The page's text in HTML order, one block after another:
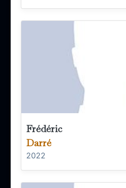
Frédéric
Darré
2022